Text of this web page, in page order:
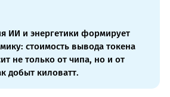
ИИ и энергетики формирует
стоимость вывода токена
не только от чипа, но и от
добыт киловатт.